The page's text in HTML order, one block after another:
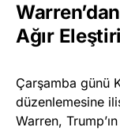
Ağır Eleştiri
Çarşamba günü
düzenlemesine
Warren,